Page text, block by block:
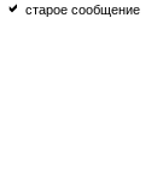
старое сообщение